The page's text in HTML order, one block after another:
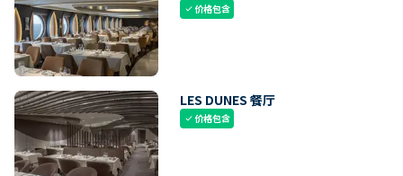
check价格包含
LES DUNES 餐厅
check价格包含